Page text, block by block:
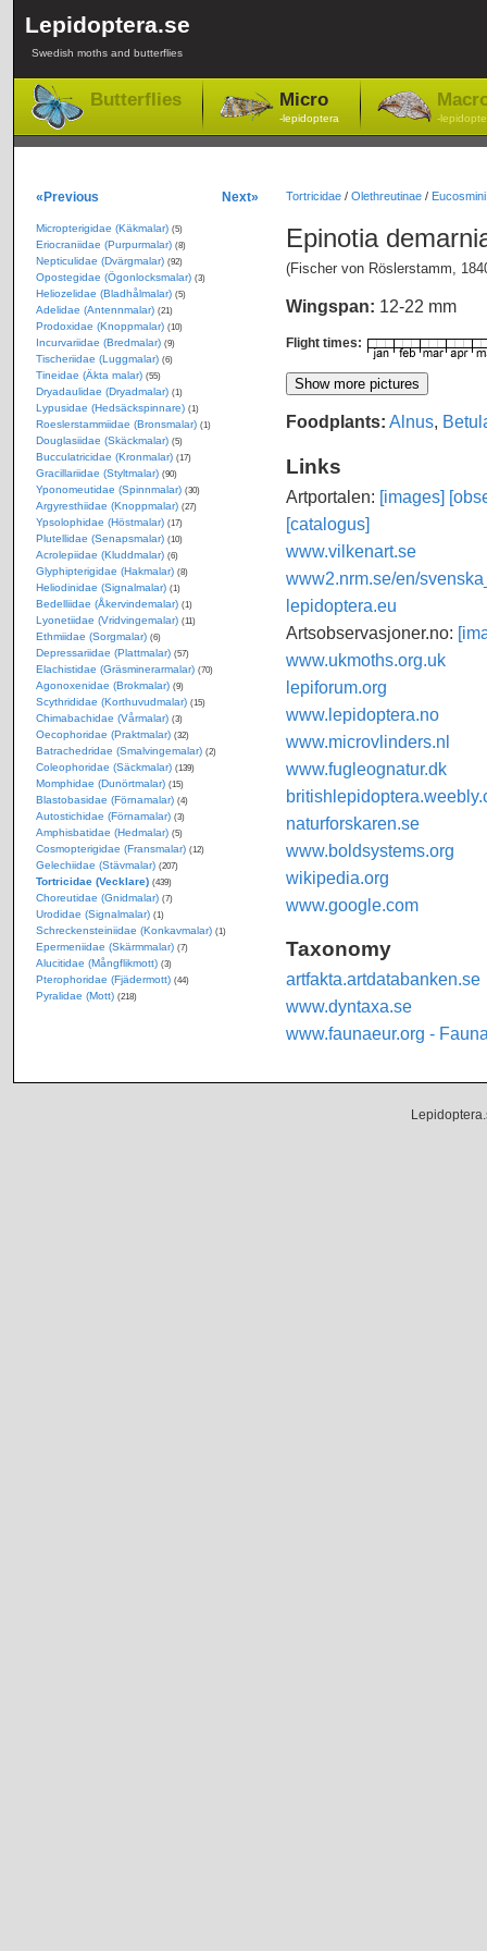
Lepidoptera.se
Swedish moths and butterflies
Butterflies Micro
-lepidoptera -
Tortricidae/ Olethreutinae/ Eucosmini
Epinotia
(Fischer von Röslerstamm,
Wingspan: 12-22 mm
Flight times:
Foodplants: Alnus,
Links
Artportalen: [images]
[catalogus]
www.vilkenart.se
www2.nrm.se/en/
lepidoptera.eu
Artsobservasjoner.no:
www.ukmoths.org.uk
lepiforum.org
www.lepidoptera.no
www.microvlinders.nl
www.fugleognatur.dk
naturforskaren.se
www.boldsystems.org
wikipedia.org
www.google.com
Taxonomy
artfakta.artdatabanken.se
www.dyntaxa.se
www.faunaeur.org -
«Previous Next»
Micropterigidae (Käkmalar) (5)
Eriocraniidae (Purpurmalar) (8)
Nepticulidae (Dvärgmalar) (92)
Opostegidae (Ögonlocksmalar) (3)
Heliozelidae (Bladhålmalar) (5)
Adelidae (Antennmalar) (21)
Prodoxidae (Knoppmalar) (10)
Incurvariidae (Bredmalar) (9)
Tischeriidae (Luggmalar) (6)
Tineidae (Äkta malar) (55)
Dryadaulidae (Dryadmalar) (1)
Lypusidae (Hedsäckspinnare) (1)
Roeslerstammiidae (Bronsmalar) (1)
Douglasiidae (Skäckmalar) (5)
Bucculatricidae (Kronmalar) (17)
Gracillariidae (Styltmalar) (90)
Yponomeutidae (Spinnmalar) (30)
Argyresthiidae (Knoppmalar) (27)
Ypsolophidae (Höstmalar) (17)
Plutellidae (Senapsmalar) (10)
Acrolepiidae (Kluddmalar) (6)
Glyphipterigidae (Hakmalar) (8)
Heliodinidae (Signalmalar) (1)
Bedelliidae (Åkervindemalar) (1)
Lyonetiidae (Vridvingemalar) (11)
Ethmiidae (Sorgmalar) (6)
Depressariidae (Plattmalar) (57)
Elachistidae (Gräsminerarmalar) (70)
Agonoxenidae (Brokmalar) (9)
Scythrididae (Korthuvudmalar) (15)
Chimabachidae (Vårmalar) (3)
Oecophoridae (Praktmalar) (32)
Batrachedridae (Smalvingemalar) (2)
Coleophoridae (Säckmalar) (139)
Momphidae (Dunörtmalar) (15)
Blastobasidae (Förnamalar) (4)
Autostichidae (Förnamalar) (3)
Amphisbatidae (Hedmalar) (5)
Cosmopterigidae (Fransmalar) (12)
Gelechiidae (Stävmalar) (207)
Tortricidae (Vecklare) (439)
Choreutidae (Gnidmalar) (7)
Urodidae (Signalmalar) (1)
Schreckensteiniidae (Konkavmalar) (1)
Epermeniidae (Skärmmalar) (7)
Alucitidae (Mångflikmott) (3)
Pterophoridae (Fjädermott) (44)
Pyralidae (Mott) (218)